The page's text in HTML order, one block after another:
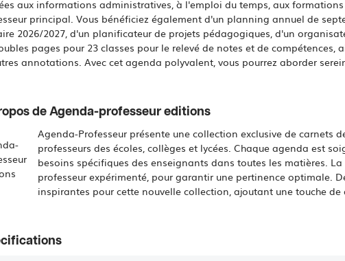
aux informations administratives, à l'emploi du temps, aux
principal. Vous bénéficiez également d'un planning annuel de
2026/2027, d'un planificateur de projets pédagogiques, d'un
pages pour 23 classes pour le relevé de notes et de
annotations. Avec cet agenda polyvalent, vous pourrez aborder
de Agenda-professeur editions
Agenda-Professeur présente une collection exclusive de carnets
professeurs des écoles, collèges et lycées. Chaque agenda est
besoins spécifiques des enseignants dans toutes les matières.
professeur expérimenté, pour garantir une pertinence optimale.
inspirantes pour cette nouvelle collection, ajoutant une touche